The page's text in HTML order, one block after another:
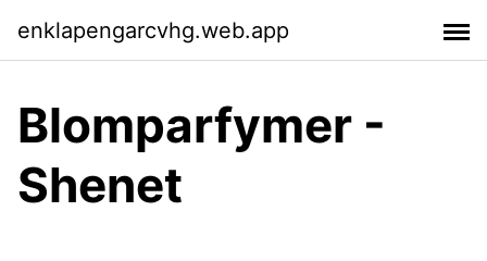
enklapengarcvhg.web.app
Blomparfymer -
Shenet